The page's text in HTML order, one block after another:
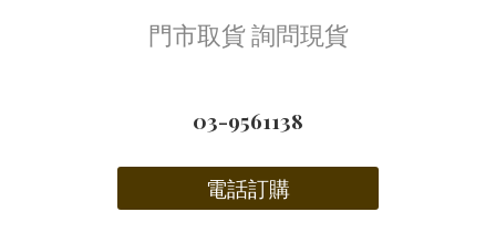
門市取貨 詢問現貨
03-9561138
電話訂購